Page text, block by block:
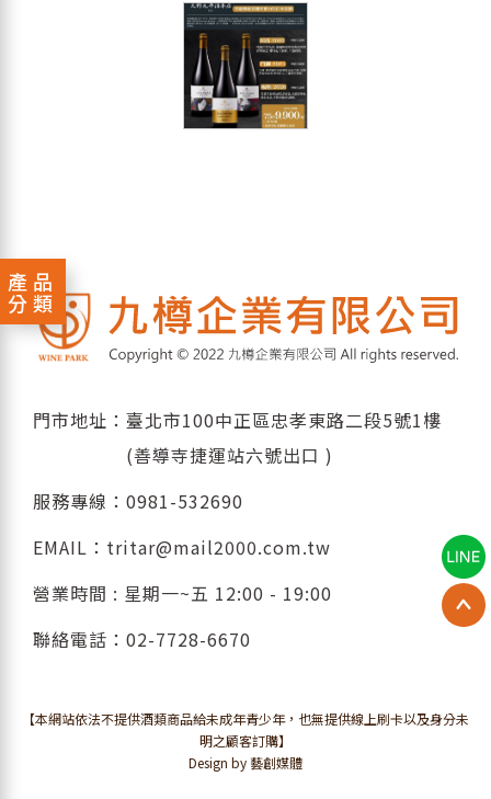
產品
分類
門市地址：臺北市100中正區忠孝東路二段5號1樓
(善導寺捷運站六號出口 )
服務專線： 0981-532690
EMAIL： tritar@mail2000.com.tw
營業時間 : 星期一~五 12:00 - 19:00
聯絡電話： 02-7728-6670
【本網站依法不提供酒類商品給未成年青少年，也無提供線上刷卡以及身分未
明之顧客訂購】
Design by 藝創媒體